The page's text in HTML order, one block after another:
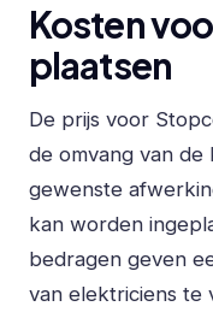
Kosten
plaatsen
De prijs voor
de omvang van
gewenste
kan worden
bedragen geven
van elektriciens te